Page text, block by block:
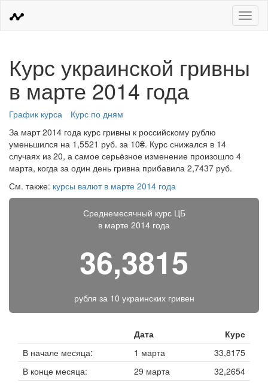
Меню
Курс украинской гривны
в марте 2014 года
График курса
Курс по дням
За март 2014 года курс гривны к российскому рублю
уменьшился на 1,5521 руб. за 10₴. Курс снижался в 14
случаях из 20, а самое серьёзное изменение произошло 4
марта, когда за один день гривна прибавила 2,7437 руб.
См. также: курсы валют в марте 2014 года
Среднемесячный курс ЦБ
в марте 2014 года
36,3815
рубля за 10 украинских гривен
Дата
Курс
В начале месяца:
1 марта
33,8175
В конце месяца:
29 марта
32,2654